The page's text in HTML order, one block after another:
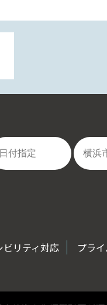
ビリティ対応 プラ